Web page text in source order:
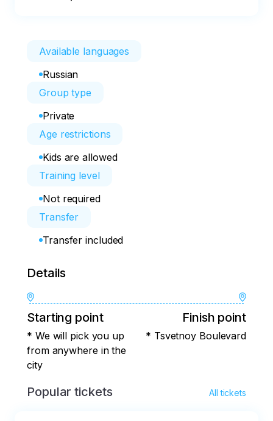
Available languages
Russian
Group type
Private
Age restrictions
Kids are allowed
Training level
Not required
Transfer
Transfer included
Details
Starting point
* We will pick you up
from anywhere in the
city
Finish point
* Tsvetnoy Boulevard
Popular tickets All tickets